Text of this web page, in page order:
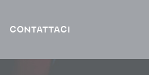
CONTATTACI